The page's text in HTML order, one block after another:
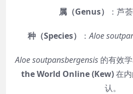
属（Genus） ：芦
种（Species） ：Aloe
Aloe soutpansbergensis 的有效
the World Online (Kew)在
认。